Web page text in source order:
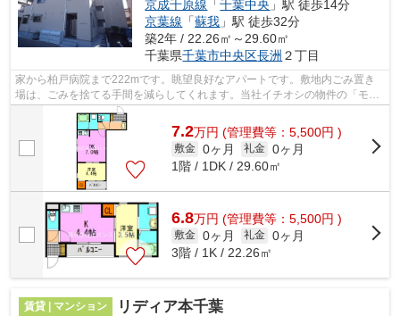
京成千原線 「千葉中央 」駅 徒歩14分
京葉線 「蘇我 」駅 徒歩32分
築2年 / 22.26㎡～29.60㎡
千葉県千葉市中央区長洲 ２丁目
家から柏戸病院まで222mです。眺望良好なアパートです。敷地内ごみ置き
場は、ごみを捨てる手間を減らしてくれます。当社イチオシの物件の「モン
テ・ソラーレ」。ぜひ一度ご覧ください...
7.2万円 (管理費等：5,500円 )
敷金 0ヶ月 礼金 0ヶ月
1階 / 1DK / 29.60㎡
6.8万円 (管理費等：5,500円 )
敷金 0ヶ月 礼金 0ヶ月
3階 / 1K / 22.26㎡
賃貸 | マンション リディア本千葉